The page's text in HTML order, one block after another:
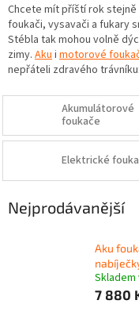
Chcete mít příští rok
foukači, vysavači a fukary
Stébla tak mohou volně
zimy. Aku i motorové
nepřáteli zdravého
Akumulátorové
foukače
Elektrické
Nejprodávanější
Aku
7 880